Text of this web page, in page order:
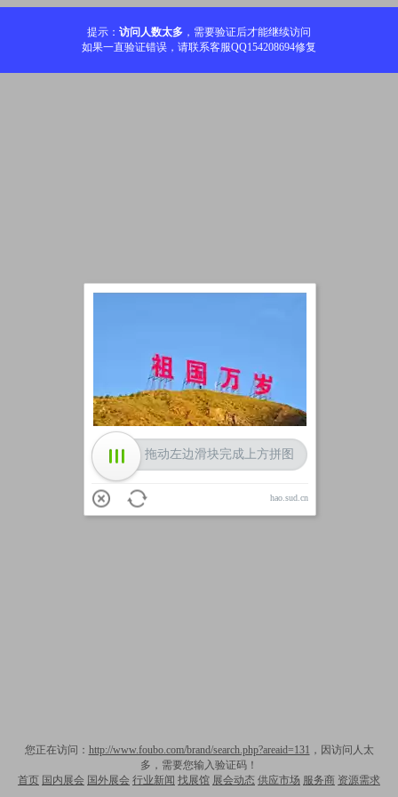
提示： 访问人数太多 ，需要验证后才能继续访问
如果一直验证错误，请联系客服QQ154208694修复
您正在访问： http://www.foubo.com/brand/search.php?areaid=131 ，因访问人太
多，需要您输入验证码！
首页 国内展会 国外展会 行业新闻 找展馆 展会动态 供应市场 服务商 资源需求
拖动左边滑块完成上方拼图
hao.sud.cn